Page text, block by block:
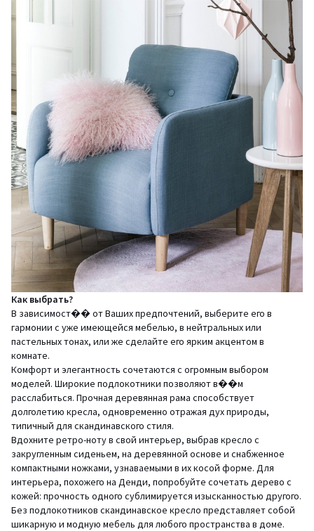
Как выбрать?
В зависимост�� от Ваших предпочтений, выберите его в
гармонии с уже имеющейся мебелью, в нейтральных или
пастельных тонах, или же сделайте его ярким акцентом в
комнате.
Комфорт и элегантность сочетаются с огромным выбором
моделей. Широкие подлокотники позволяют в��м
расслабиться. Прочная деревянная рама способствует
долголетию кресла, одновременно отражая дух природы,
типичный для скандинавского стиля.
Вдохните ретро-ноту в свой интерьер, выбрав кресло с
закругленным сиденьем, на деревянной основе и снабженное
компактными ножками, узнаваемыми в их косой форме. Для
интерьера, похожего на Денди, попробуйте сочетать дерево с
кожей: прочность одного сублимируется изысканностью другого.
Без подлокотников скандинавское кресло представляет собой
шикарную и модную мебель для любого пространства в доме.